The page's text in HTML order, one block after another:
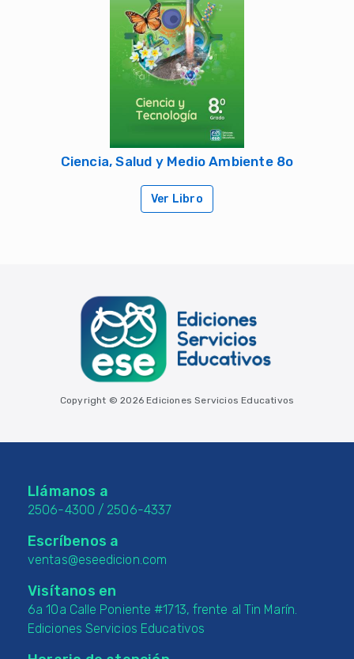
Ciencia, Salud y Medio Ambiente 8o
Ver Libro
Copyright © 2026 Ediciones Servicios Educativos
Llámanos a
2506-4300 / 2506-4337
Escríbenos a
ventas@eseedicion.com
Visítanos en
6a 10a Calle Poniente #1713, frente al Tin Marín.
Ediciones Servicios Educativos